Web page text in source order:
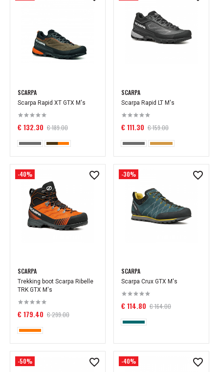
SCARPA
Scarpa Rapid XT GTX M's
€ 132.30 € 189.00
SCARPA
Scarpa Rapid LT M's
€ 111.30 € 159.00
-40%
SCARPA
Trekking boot Scarpa Ribelle
TRK GTX M's
€ 179.40 € 299.00
-30%
SCARPA
Scarpa Crux GTX M's
€ 114.80 € 164.00
-50% -40%